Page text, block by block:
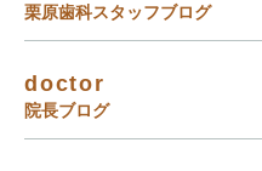
栗原歯科スタッフブログ
doctor
院長ブログ